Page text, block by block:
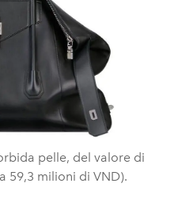
pelle, del valore di
59,3 milioni di VND).